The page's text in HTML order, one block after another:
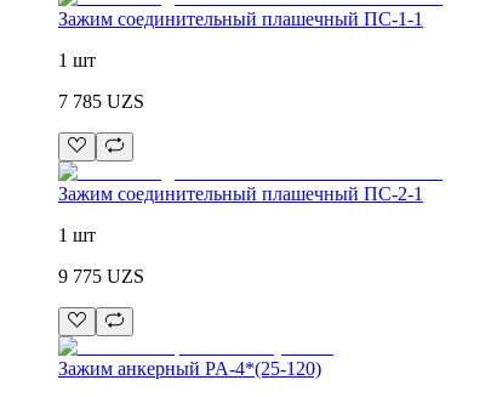
Зажим соединительный плашечный ПС-1-1
1 шт
7 785 UZS
Зажим соединительный плашечный ПС-2-1
1 шт
9 775 UZS
Зажим анкерный PA-4*(25-120)